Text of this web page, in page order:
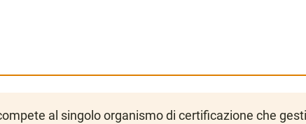
al singolo organismo di certificazione che